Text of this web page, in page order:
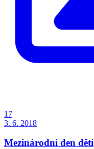
17
3. 6. 2018
Mezinárodní den dětí